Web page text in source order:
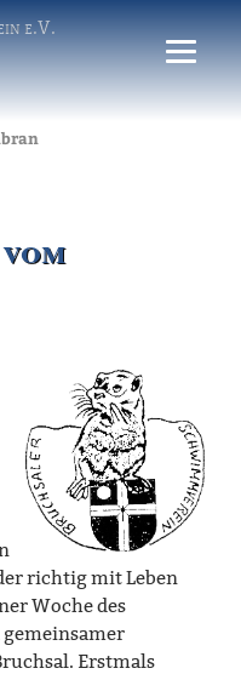
e.V.
richtig mit Leben
Woche des
gemeinsamer
Erstmals